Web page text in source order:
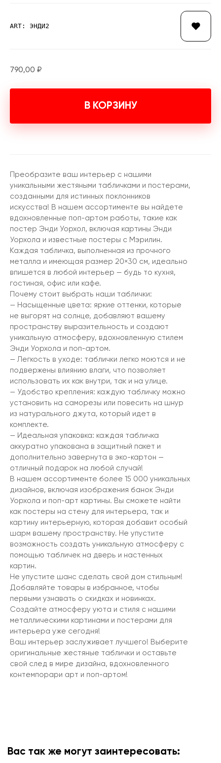
ART: ЭНДИ2
790,00 ₽
В КОРЗИНУ
Преобразите ваш интерьер с нашими
уникальными жестяными табличками и постерами,
созданными для истинных поклонников
искусства! В нашем ассортименте вы найдете
вдохновленные поп-артом работы, такие как
постер Энди Уорхол, включая картины Энди
Уорхола и известные постеры с Мэрилин.
Каждая табличка, выполненная из прочного
металла и имеющая размер 20×30 см, идеально
впишется в любой интерьер — будь то кухня,
гостиная, офис или кафе.
Почему стоит выбрать наши таблички:
— Насыщенные цвета: яркие оттенки, которые
не выгорят на солнце, добавляют вашему
пространству выразительность и создают
уникальную атмосферу, вдохновленную стилем
Энди Уорхола и поп-артом.
— Легкость в уходе: таблички легко моются и не
подвержены влиянию влаги, что позволяет
использовать их как внутри, так и на улице.
— Удобство крепления: каждую табличку можно
установить на саморезы или повесить на шнур
из натурального джута, который идет в
комплекте.
— Идеальная упаковка: каждая табличка
аккуратно упакована в защитный пакет и
дополнительно завернута в эко-картон —
отличный подарок на любой случай!
В нашем ассортименте более 15 000 уникальных
дизайнов, включая изображения банок Энди
Уорхола и поп-арт картины. Вы сможете найти
как постеры на стену для интерьера, так и
картину интерьерную, которая добавит особый
шарм вашему пространству. Не упустите
возможность создать уникальную атмосферу с
помощью табличек на дверь и настенных
картин.
Не упустите шанс сделать свой дом стильным!
Добавляйте товары в избранное, чтобы
первыми узнавать о скидках и новинках.
Создайте атмосферу уюта и стиля с нашими
металлическими картинами и постерами для
интерьера уже сегодня!
Ваш интерьер заслуживает лучшего! Выберите
оригинальные жестяные таблички и оставьте
свой след в мире дизайна, вдохновленного
контемпорари арт и поп-артом!
Вас так же могут заинтересовать: